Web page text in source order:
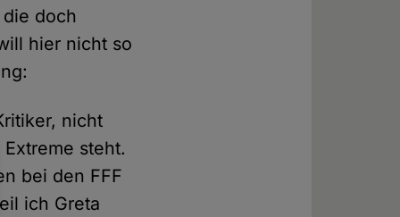
doch
hier nicht so
nicht
steht.
bei den FFF
ich Greta